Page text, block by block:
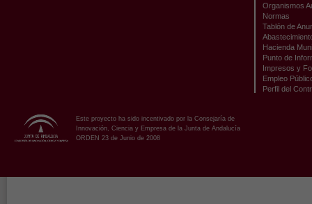
Organismos
Normas
Tablón de
Hacienda
Punto de
Impresos y
Empleo
Perfil del
Este proyecto ha sido incentivado por la Consejaría de
Innovación, Ciencia y Empresa de la Junta de Andalucía
ORDEN 23 de Junio de 2008